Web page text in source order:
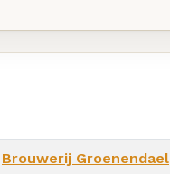
Brouwerij Groenendael